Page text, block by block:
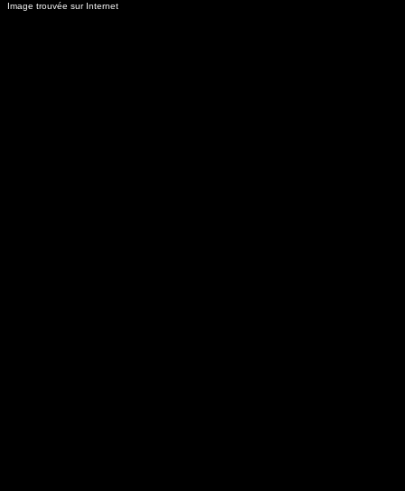
Image trouvée sur Internet